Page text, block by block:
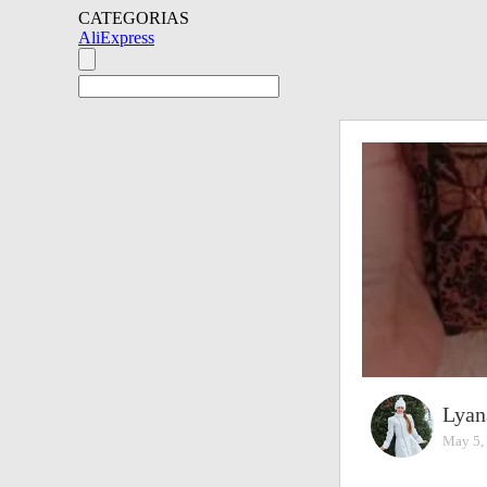
CATEGORIAS
AliExpress
May 5,